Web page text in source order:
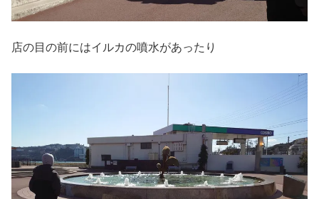
店の目の前にはイルカの噴水があったり